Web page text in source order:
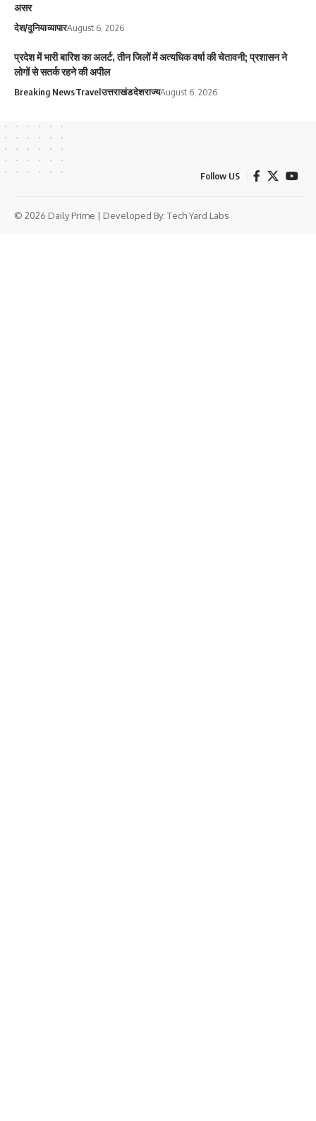
असर
देश/दुनियाव्यापारAugust 6, 2026
प्रदेश में भारी बारिश का अलर्ट, तीन जिलों में अत्यधिक वर्षा की चेतावनी; प्रशासन ने
लोगों से सतर्क रहने की अपील
Breaking NewsTravelउत्तराखंडदेशराज्यAugust 6, 2026
Follow US
© 2026 Daily Prime | Developed By: Tech Yard Labs